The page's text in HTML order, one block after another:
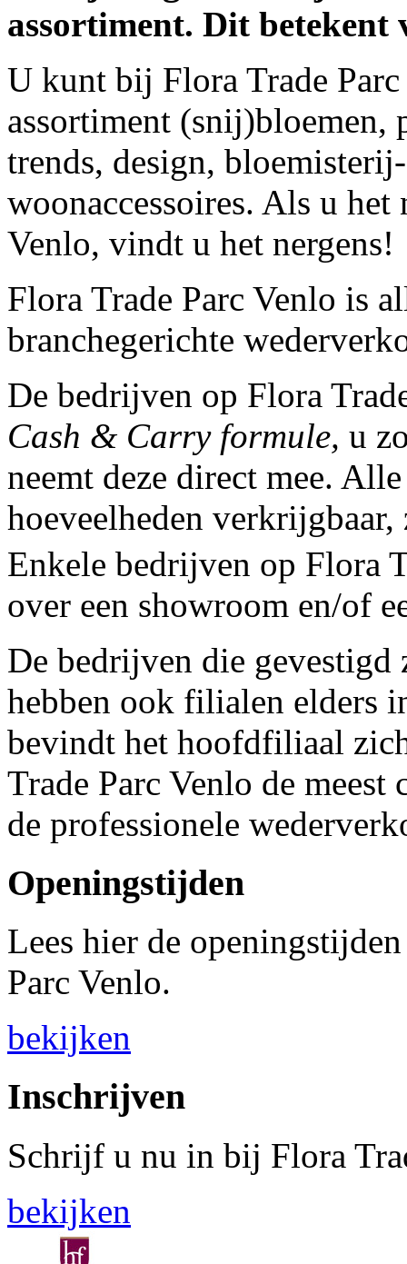
assortiment. Dit
U kunt bij Flora Trade
assortiment
trends, design,
woonaccessoires. Als u
Venlo, vindt u het nergens!
Flora Trade Parc Venlo is
branchegerichte
De bedrijven op Flora
Cash & Carry formule, u
neemt deze direct mee.
hoeveelheden
Enkele bedrijven op Flora
over een showroom en/of
De bedrijven die gevestigd
hebben ook filialen elders
bevindt het hoofdfiliaal
Trade Parc Venlo de
de professionele
Openingstijden
Lees hier de
Parc Venlo.
bekijken
Inschrijven
Schrijf u nu in bij Flora
bekijken